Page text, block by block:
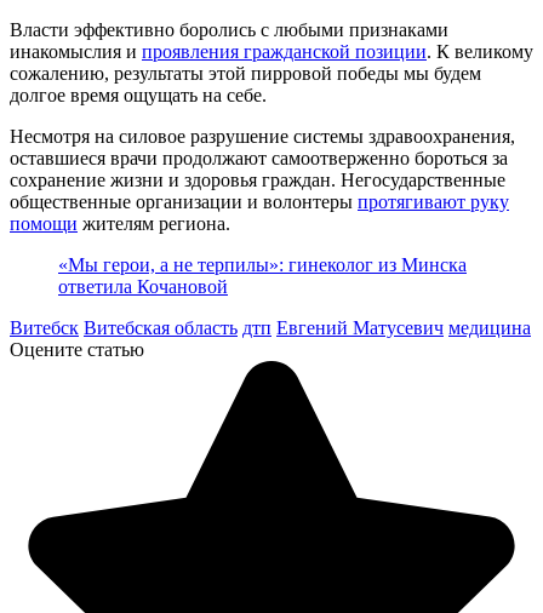
Власти эффективно боролись с любыми признаками
инакомыслия и проявления гражданской позиции. К великому
сожалению, результаты этой пирровой победы мы будем
долгое время ощущать на себе.
Несмотря на силовое разрушение системы здравоохранения,
оставшиеся врачи продолжают самоотверженно бороться за
сохранение жизни и здоровья граждан. Негосударственные
общественные организации и волонтеры протягивают руку
помощи жителям региона.
«Мы герои, а не терпилы»: гинеколог из Минска
ответила Кочановой
Витебск Витебская область дтп Евгений Матусевич медицина
Оцените статью